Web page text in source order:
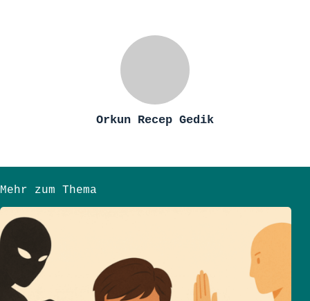
Orkun Recep Gedik
Mehr zum Thema